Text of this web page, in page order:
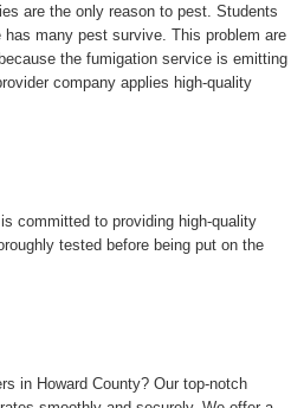
are the only reason to pest. Students
many pest survive. This problem are
the fumigation service is emitting
company applies high-quality
committed to providing high-quality
tested before being put on the
in Howard County? Our top-notch